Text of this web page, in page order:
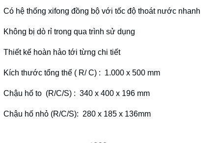
Có hệ thống xifong đồng bộ với tốc độ thoát nước nhanh
Không bị dò rỉ trong qua trình sử dụng
Thiết kế hoàn hảo tới từng chi tiết
Kích thước tổng thể ( R/ C) : 1.000 x 500 mm
Chậu hố to (R/C/S) : 340 x 400 x 196 mm
Chậu hố nhỏ (R/C/S): 280 x 185 x 136mm